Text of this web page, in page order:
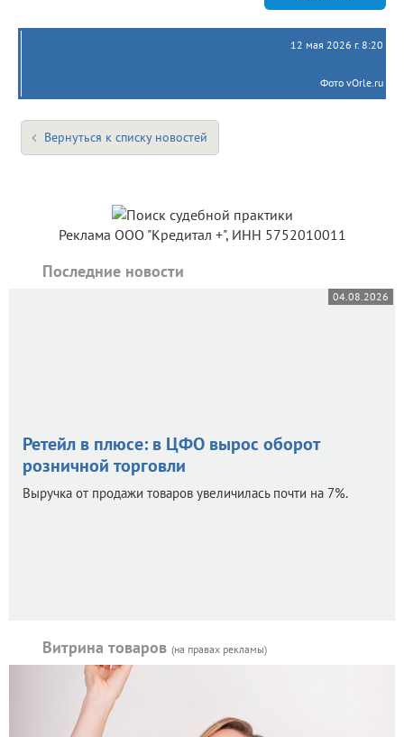
12 мая 2026 г. 8:20
Фото vOrle.ru
Вернуться к списку новостей
Реклама ООО "Кредитал +", ИНН 5752010011
Последние новости
04.08.2026
Ретейл в плюсе: в ЦФО вырос оборот
розничной торговли
Выручка от продажи товаров увеличилась почти на 7%.
Витрина товаров (на правах рекламы)